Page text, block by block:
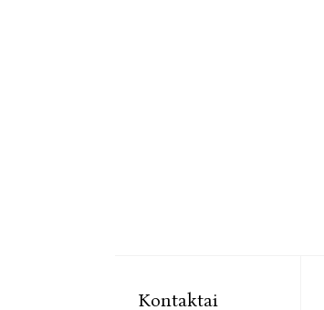
Kontaktai